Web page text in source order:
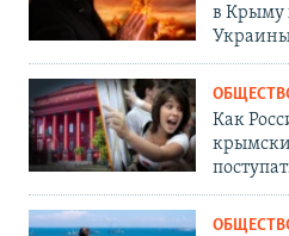
в Крыму
Как